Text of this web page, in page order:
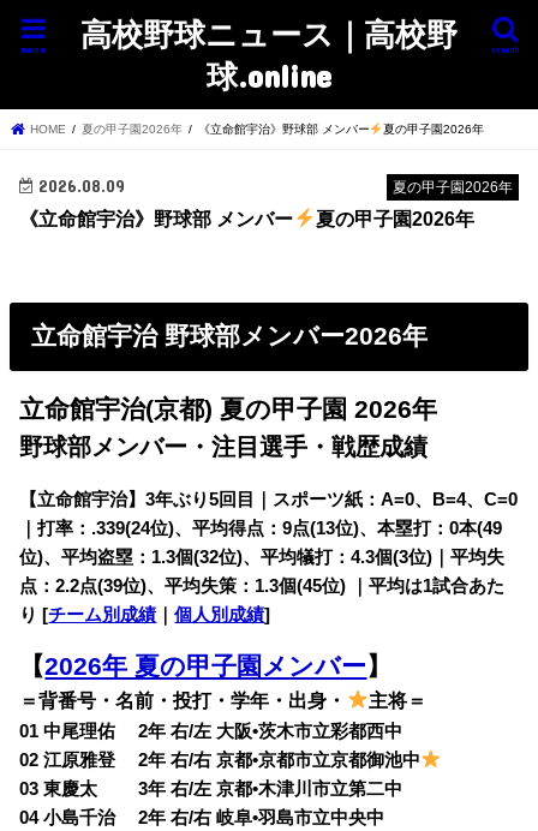
高校野球ニュース｜高校野
球.online
search
menu
HOME 夏の甲子園2026年 《立命館宇治》野球部 メンバー 夏の甲子園2026年
夏の甲子園2026年
2026.08.09
《立命館宇治》野球部 メンバー 夏の甲子園2026年
立命館宇治 野球部メンバー2026年
立命館宇治(京都) 夏の甲子園 2026年
野球部メンバー・注目選手・戦歴成績
【立命館宇治】3年ぶり5回目｜スポーツ紙：A=0、B=4、C=0
｜打率：.339(24位)、平均得点：9点(13位)、本塁打：0本(49
位)、平均盗塁：1.3個(32位)、平均犠打：4.3個(3位)｜平均失
点：2.2点(39位)、平均失策：1.3個(45位) ｜平均は1試合あた
り [チーム別成績 ｜個人別成績]
【2026年 夏の甲子園メンバー】
＝背番号・名前・投打・学年・出身・ 主将＝
01 中尾理佑 2年 右/左 大阪•茨木市立彩都西中
02 江原雅登 2年 右/右 京都•京都市立京都御池中
03 東慶太 3年 右/左 京都•木津川市立第二中
04 小島千治 2年 右/右 岐阜•羽島市立中央中